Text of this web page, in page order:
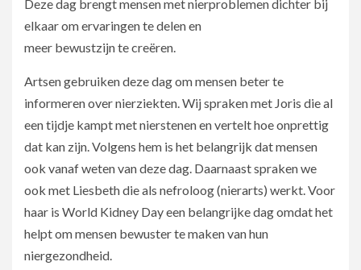
Deze dag brengt mensen met nierproblemen dichter bij
elkaar om ervaringen te delen en
meer bewustzijn te creëren.
Artsen gebruiken deze dag om mensen beter te
informeren over nierziekten. Wij spraken met Joris die al
een tijdje kampt met nierstenen en vertelt hoe onprettig
dat kan zijn. Volgens hem is het belangrijk dat mensen
ook vanaf weten van deze dag. Daarnaast spraken we
ook met Liesbeth die als nefroloog (nierarts) werkt. Voor
haar is World Kidney Day een belangrijke dag omdat het
helpt om mensen bewuster te maken van hun
niergezondheid.